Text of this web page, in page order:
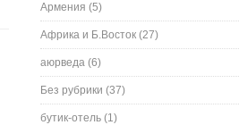
Армения (5)
Африка и Б.Восток (27)
аюрведа (6)
Без рубрики (37)
бутик-отель (1)